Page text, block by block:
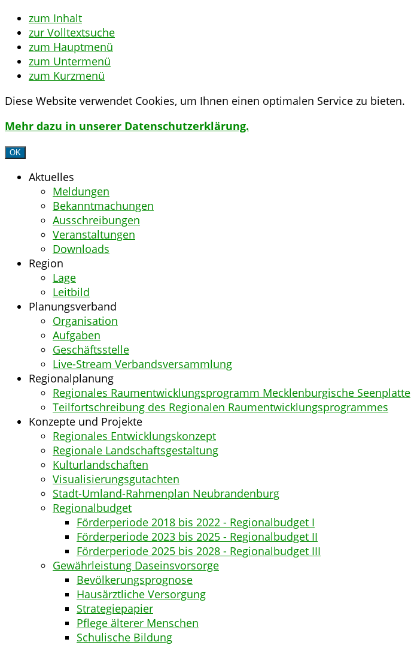
zum Inhalt
zur Volltextsuche
zum Hauptmenü
zum Untermenü
zum Kurzmenü
Diese Website verwendet Cookies, um Ihnen einen optimalen Service zu bieten.
Mehr dazu in unserer Datenschutzerklärung.
OK
Aktuelles
Meldungen
Bekanntmachungen
Ausschreibungen
Veranstaltungen
Downloads
Region
Lage
Leitbild
Planungsverband
Organisation
Aufgaben
Geschäftsstelle
Live-Stream Verbandsversammlung
Regionalplanung
Regionales Raumentwicklungsprogramm Mecklenburgische Seenplatte
Teilfortschreibung des Regionalen Raumentwicklungsprogrammes
Konzepte und Projekte
Regionales Entwicklungskonzept
Regionale Landschaftsgestaltung
Kulturlandschaften
Visualisierungsgutachten
Stadt-Umland-Rahmenplan Neubrandenburg
Regionalbudget
Förderperiode 2018 bis 2022 - Regionalbudget I
Förderperiode 2023 bis 2025 - Regionalbudget II
Förderperiode 2025 bis 2028 - Regionalbudget III
Gewährleistung Daseinsvorsorge
Bevölkerungsprognose
Hausärztliche Versorgung
Strategiepapier
Pflege älterer Menschen
Schulische Bildung